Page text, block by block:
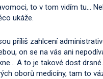
to v tom vidím tu…
ukáže.
příliš zahlcení
on se na vás ani
A to je takové dost
oborů medicíny, tam to